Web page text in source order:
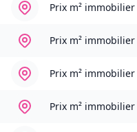
Prix m² immobilier
Prix m² immobilier
Prix m² immobilier
Prix m² immobilier